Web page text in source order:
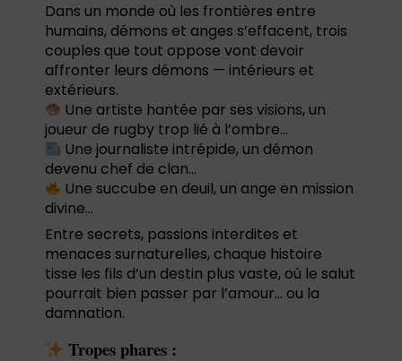
Dans un monde où les frontières entre
humains, démons et anges s’effacent, trois
couples que tout oppose vont devoir
affronter leurs démons — intérieurs et
extérieurs.
Une artiste hantée par ses visions, un
joueur de rugby trop lié à l’ombre…
Une journaliste intrépide, un démon
devenu chef de clan…
Une succube en deuil, un ange en mission
divine…
Entre secrets, passions interdites et
menaces surnaturelles, chaque histoire
tisse les fils d’un destin plus vaste, où le salut
pourrait bien passer par l’amour… ou la
damnation.
Tropes phares :